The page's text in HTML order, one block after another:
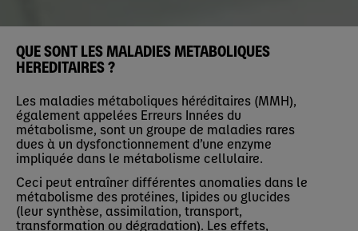
QUE SONT LES MALADIES METABOLIQUES
HEREDITAIRES ?
Les maladies métaboliques héréditaires (MMH),
également appelées Erreurs Innées du
métabolisme, sont un groupe de maladies rares
dues à un dysfonctionnement d’une enzyme
impliquée dans le métabolisme cellulaire.
Ceci peut entraîner différentes anomalies dans le
métabolisme des protéines, lipides ou glucides
(leur synthèse, assimilation, transport,
transformation ou dégradation). Les effets,